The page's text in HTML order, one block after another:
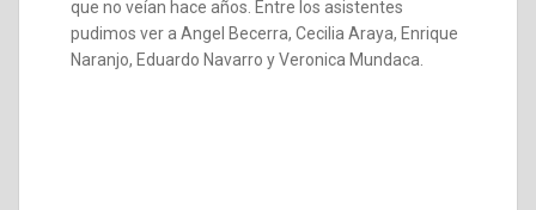
que no veían hace años. Entre los asistentes
pudimos ver a Angel Becerra, Cecilia Araya, Enrique
Naranjo, Eduardo Navarro y Veronica Mundaca.